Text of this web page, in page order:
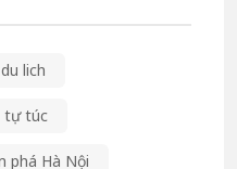
du lich
tự túc
phá Hà Nội